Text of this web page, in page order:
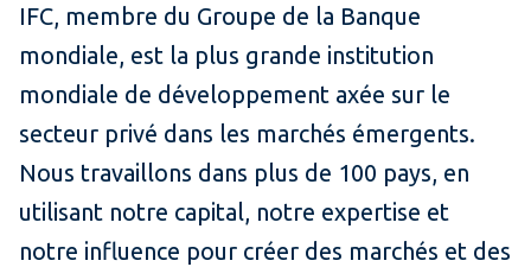
IFC, membre du Groupe de la Banque
mondiale, est la plus grande institution
mondiale de développement axée sur le
secteur privé dans les marchés émergents.
Nous travaillons dans plus de 100 pays, en
utilisant notre capital, notre expertise et
notre influence pour créer des marchés et des